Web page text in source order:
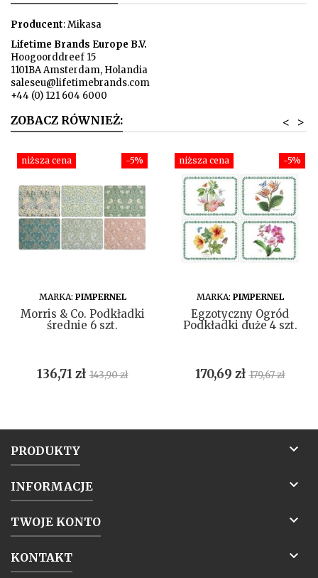
Producent: Mikasa
Lifetime Brands Europe B.V.
Hoogoorddreef 15
1101BA Amsterdam, Holandia
saleseu@lifetimebrands.com
+44 (0) 121 604 6000
ZOBACZ RÓWNIEŻ: >
<
-5%
niższa cena
DO KOSZYKA
MARKA: PIMPERNEL
Morris & Co. Podkładki
średnie 6 szt.
Cena
136,71 zł Cena
143,90 zł
-5%
niższa cena
DO KOSZYKA
MARKA: PIMPERNEL
Egzotyczny Ogród
Podkładki duże 4 szt.
Cena
170,69 zł Cena
179,67 zł
PRODUKTY 
INFORMACJE 
TWOJE KONTO 
KONTAKT 